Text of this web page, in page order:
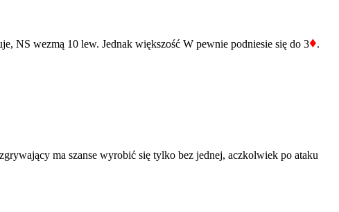
NS wezmą 10 lew. Jednak większość W pewnie podniesie się do 3♦.
ma szanse wyrobić się tylko bez jednej, aczkolwiek po ataku